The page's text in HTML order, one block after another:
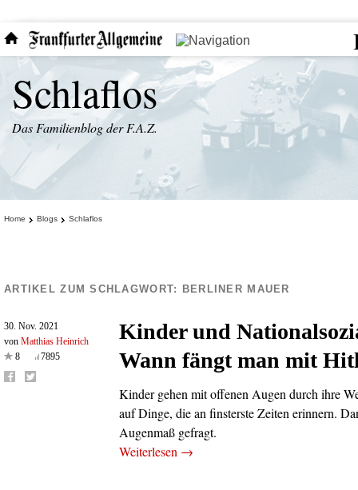
Schlaflos
Das Familienblog der F.A.Z.
Home Blogs Schlaflos
ARTIKEL ZUM SCHLAGWORT: BERLINER MAUER
30. Nov. 2021
von Matthias Heinrich
8
7895
Kinder und
Wann fängt man mit
Kinder gehen mit offenen Augen durch ihre
auf Dinge, die an finsterste Zeiten erinnern.
Augenmaß gefragt.
Weiterlesen →